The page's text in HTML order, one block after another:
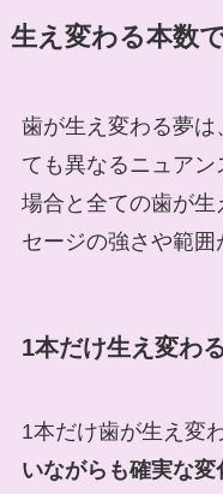
生え変わる本数
歯が生え変わる夢
ても異なるニュア
場合と全ての歯が生
セージの強さや範囲
1本だけ生え変わ
1本だけ歯が生え変
いながらも確実な変